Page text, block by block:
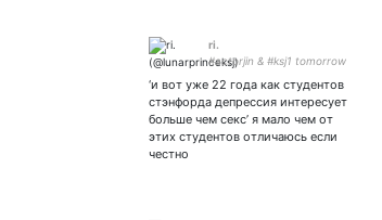
ri.
#actorjin & #ksj1 tomorrow
‘и вот уже 22 года как студентов
стэнфорда депрессия интересует
больше чем секс’ я мало чем от
этих студентов отличаюсь если
честно